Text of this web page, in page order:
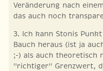
Veränderung nach
das auch noch
3. Ich kann Stonis
Bauch heraus (ist ja
;-) als auch theoretisch
"richtiger" Grenzwert,